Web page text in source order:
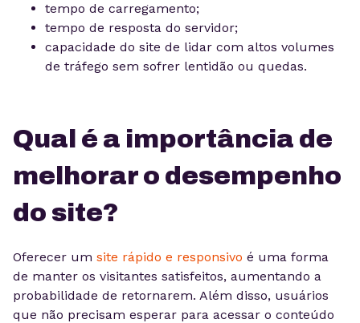
tempo de carregamento;
tempo de resposta do servidor;
capacidade do site de lidar com altos volumes
de tráfego sem sofrer lentidão ou quedas.
Qual é a importância de
melhorar o desempenho
do site?
Oferecer um site rápido e responsivo é uma forma
de manter os visitantes satisfeitos, aumentando a
probabilidade de retornarem. Além disso, usuários
que não precisam esperar para acessar o conteúdo